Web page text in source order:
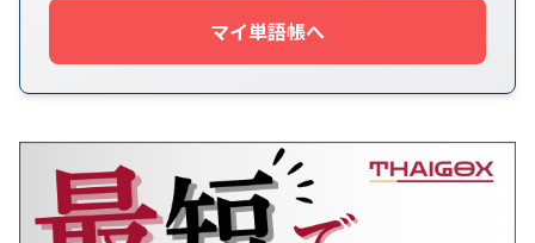
マイ単語帳へ